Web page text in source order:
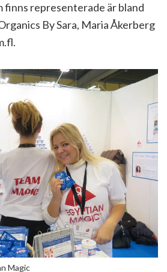
finns representerade är bland
By Sara, Maria Åkerberg
Magic